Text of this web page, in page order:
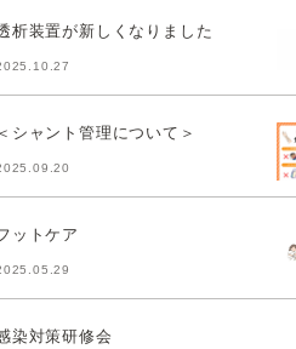
析装置が新しくなりました
シャント管理について＞
ットケア
染対策研修会